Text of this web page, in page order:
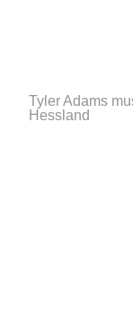
Tyler Adams
Hessland